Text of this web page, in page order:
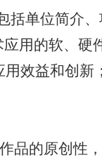
括单位简介
用的软、硬
效益和创
品的原创性